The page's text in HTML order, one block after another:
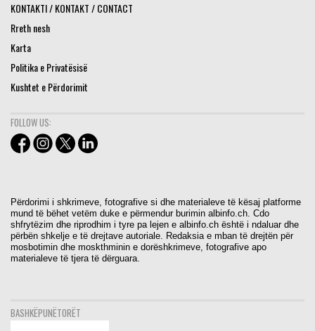
KONTAKTI / KONTAKT / CONTACT
Rreth nesh
Karta
Politika e Privatësisë
Kushtet e Përdorimit
FOLLOW US:
Përdorimi i shkrimeve, fotografive si dhe materialeve të kësaj platforme
mund të bëhet vetëm duke e përmendur burimin albinfo.ch. Cdo
shfrytëzim dhe riprodhim i tyre pa lejen e albinfo.ch është i ndaluar dhe
përbën shkelje e të drejtave autoriale. Redaksia e mban të drejtën për
mosbotimin dhe moskthminin e dorëshkrimeve, fotografive apo
materialeve të tjera të dërguara.
BASHKËPUNËTORËT